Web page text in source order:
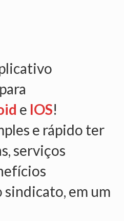
JUDICIAL
e IOS!
e rápido ter
serviços
em um